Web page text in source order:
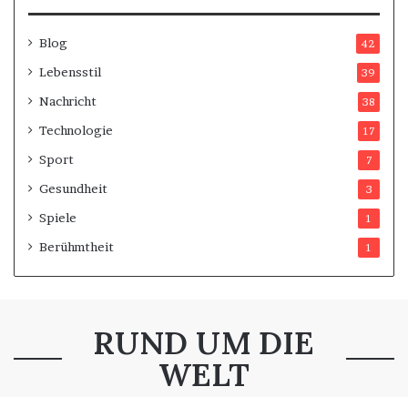
Blog 42
Lebensstil 39
Nachricht 38
Technologie 17
Sport 7
Gesundheit 3
Spiele 1
Berühmtheit 1
RUND UM DIE
WELT